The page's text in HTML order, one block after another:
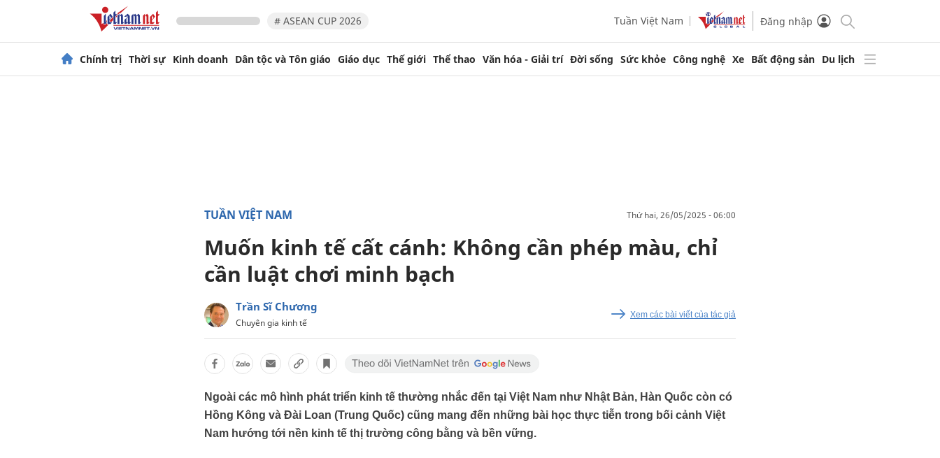
# ASEAN CUP 2026 Tuần Việt Nam Đăng nhập
Chính trị Thời sự Kinh doanh Dân tộc và Tôn giáo Giáo dục Thế giới Thể thao Văn hóa - Giải trí Đời sống Sức khỏe Công nghệ Xe Bất động sản Du lịch
TUẦN VIỆT NAM thứ hai, 26/05/2025 - 06:00
Muốn kinh tế cất cánh: Không cần phép màu, chỉ
cần luật chơi minh bạch
Trần Sĩ Chương
Chuyên gia kinh tế
Xem các bài viết của tác giả
Ngoài các mô hình phát triển kinh tế thường nhắc đến tại Việt Nam như Nhật Bản, Hàn Quốc còn có
Hồng Kông và Đài Loan (Trung Quốc) cũng mang đến những bài học thực tiễn trong bối cảnh Việt
Nam hướng tới nền kinh tế thị trường công bằng và bền vững.